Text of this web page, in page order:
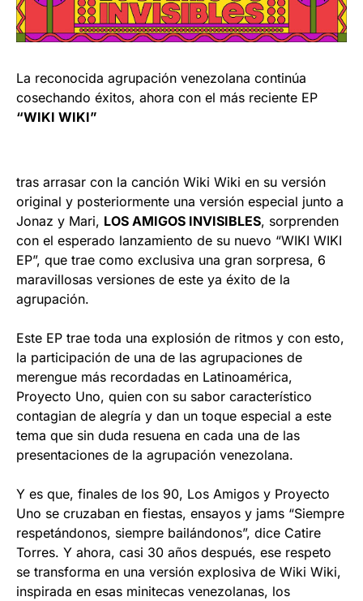
La reconocida agrupación venezolana continúa
cosechando éxitos, ahora con el más reciente EP
“WIKI WIKI”
tras arrasar con la canción Wiki Wiki en su versión
original y posteriormente una versión especial junto a
Jonaz y Mari, LOS AMIGOS INVISIBLES, sorprenden
con el esperado lanzamiento de su nuevo “WIKI WIKI
EP”, que trae como exclusiva una gran sorpresa, 6
maravillosas versiones de este ya éxito de la
agrupación.
Este EP trae toda una explosión de ritmos y con esto,
la participación de una de las agrupaciones de
merengue más recordadas en Latinoamérica,
Proyecto Uno, quien con su sabor característico
contagian de alegría y dan un toque especial a este
tema que sin duda resuena en cada una de las
presentaciones de la agrupación venezolana.
Y es que, finales de los 90, Los Amigos y Proyecto
Uno se cruzaban en fiestas, ensayos y jams “Siempre
respetándonos, siempre bailándonos”, dice Catire
Torres. Y ahora, casi 30 años después, ese respeto
se transforma en una versión explosiva de Wiki Wiki,
inspirada en esas minitecas venezolanas, los